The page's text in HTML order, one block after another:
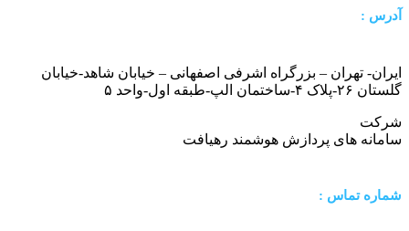
آدرس :
ایران- تهران – بزرگراه اشرفی اصفهانی – خیابان شاهد-خیابان
گلستان ۲۶-پلاک ۴-ساختمان الپ-طبقه اول-واحد ۵
شرکت
سامانه های پردازش هوشمند رهیافت
شماره تماس :